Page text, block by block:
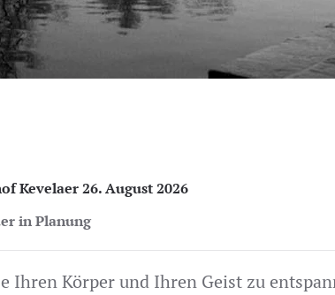
Kevelaer 26. August 2026
in Planung
Ihren Körper und Ihren Geist zu